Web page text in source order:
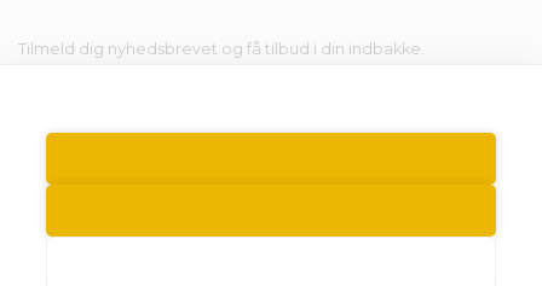
Tilmeld dig nyhedsbrevet og få tilbud i din indbakke.